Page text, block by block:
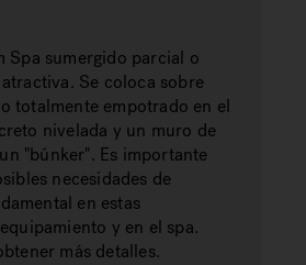
Spa sumergido parcial o
Se coloca sobre
totalmente empotrado en el
nivelada y un muro de
"búnker". Es importante
necesidades de
en estas
y en el spa.
más detalles.